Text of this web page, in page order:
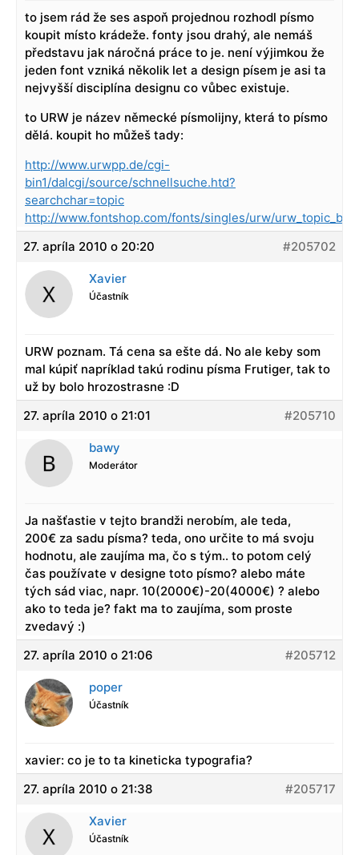
to jsem rád že ses aspoň projednou rozhodl písmo
koupit místo krádeže. fonty jsou drahý, ale nemáš
představu jak náročná práce to je. není výjimkou že
jeden font vzniká několik let a design písem je asi ta
nejvyšší disciplína designu co vůbec existuje.
to URW je název německé písmolijny, která to písmo
dělá. koupit ho můžeš tady:
http://www.urwpp.de/cgi-
bin1/dalcgi/source/schnellsuche.htd?
searchchar=topic
http://www.fontshop.com/fonts/singles/urw/
27. apríla 2010 o 20:20
#205702
Xavier
Účastník
URW poznam. Tá cena sa ešte dá. No ale keby som
mal kúpiť napríklad takú rodinu písma Frutiger, tak to
už by bolo hrozostrasne :D
27. apríla 2010 o 21:01
#205710
bawy
Moderátor
Ja našťastie v tejto brandži nerobím, ale teda,
200€ za sadu písma? teda, ono určite to má svoju
hodnotu, ale zaujíma ma, čo s tým.. to potom celý
čas používate v designe toto písmo? alebo máte
tých sád viac, napr. 10(2000€)-20(4000€) ? alebo
ako to teda je? fakt ma to zaujíma, som proste
zvedavý :)
27. apríla 2010 o 21:06
#205712
poper
Účastník
xavier: co je to ta kineticka typografia?
27. apríla 2010 o 21:38
#205717
Xavier
Účastník